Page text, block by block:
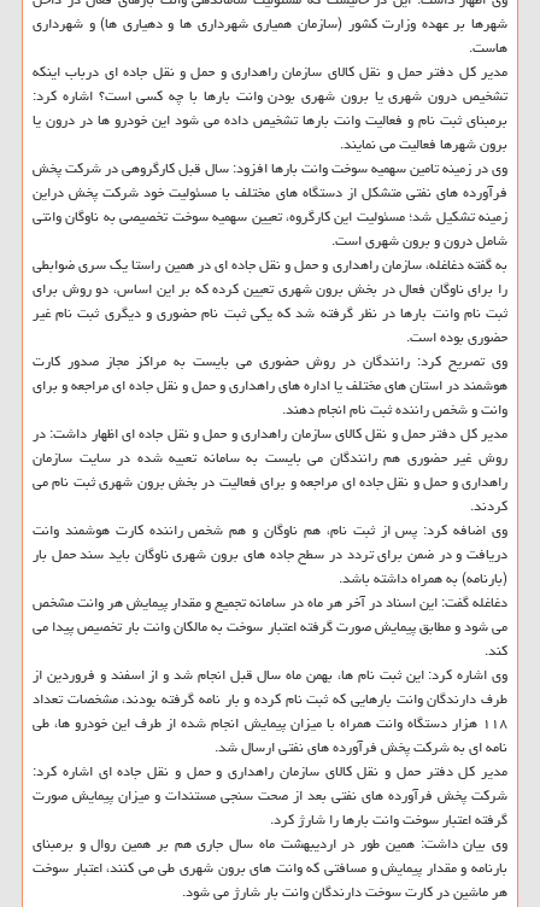
شهرها بر عهده وزارت کشور (سازمان همیاری شهرداری ها و دهیاری ها) و شهرداری
هاست.
مدیر کل دفتر حمل و نقل کالای سازمان راهداری و حمل و نقل جاده ای درباب اینکه
تشخیص درون شهری یا برون شهری بودن وانت بارها با چه کسی است؟ اشاره کرد:
برمبنای ثبت نام و فعالیت وانت بارها تشخیص داده می شود این خودرو ها در درون یا
برون شهرها فعالیت می نمایند.
وی در زمینه تامین سهمیه سوخت وانت بارها افزود: سال قبل کارگروهی در شرکت پخش
فرآورده های نفتی متشکل از دستگاه های مختلف با مسئولیت خود شرکت پخش دراین
زمینه تشکیل شد؛ مسئولیت این کارگروه، تعیین سهمیه سوخت تخصیصی به ناوگان وانتی
شامل درون و برون شهری است.
به گفته دغاغله، سازمان راهداری و حمل و نقل جاده ای در همین راستا یک سری ضوابطی
را برای ناوگان فعال در بخش برون شهری تعیین کرده که بر این اساس، دو روش برای
ثبت نام وانت بارها در نظر گرفته شد که یکی ثبت نام حضوری و دیگری ثبت نام غیر
حضوری بوده است.
وی تصریح کرد: رانندگان در روش حضوری می بایست به مراکز مجاز صدور کارت
هوشمند در استان های مختلف یا اداره های راهداری و حمل و نقل جاده ای مراجعه و برای
وانت و شخص راننده ثبت نام انجام دهند.
مدیر کل دفتر حمل و نقل کالای سازمان راهداری و حمل و نقل جاده ای اظهار داشت: در
روش غیر حضوری هم رانندگان می بایست به سامانه تعبیه شده در سایت سازمان
راهداری و حمل و نقل جاده ای مراجعه و برای فعالیت در بخش برون شهری ثبت نام می
کردند.
وی اضافه کرد: پس از ثبت نام، هم ناوگان و هم شخص راننده کارت هوشمند وانت
دریافت و در ضمن برای تردد در سطح جاده های برون شهری ناوگان باید سند حمل بار
(بارنامه) به همراه داشته باشد.
دغاغله گفت: این اسناد در آخر هر ماه در سامانه تجمیع و مقدار پیمایش هر وانت مشخص
می شود و مطابق پیمایش صورت گرفته اعتبار سوخت به مالکان وانت بار تخصیص پیدا می
کند.
وی اشاره کرد: این ثبت نام ها، بهمن ماه سال قبل انجام شد و از اسفند و فروردین از
طرف دارندگان وانت بارهایی که ثبت نام کرده و بار نامه گرفته بودند، مشخصات تعداد
۱۱۸ هزار دستگاه وانت همراه با میزان پیمایش انجام شده از طرف این خودرو ها، طی
نامه ای به شرکت پخش فرآورده های نفتی ارسال شد.
مدیر کل دفتر حمل و نقل کالای سازمان راهداری و حمل و نقل جاده ای اشاره کرد:
شرکت پخش فرآورده های نفتی بعد از صحت سنجی مستندات و میزان پیمایش صورت
گرفته اعتبار سوخت وانت بارها را شارژ کرد.
وی بیان داشت: همین طور در اردیبهشت ماه سال جاری هم بر همین روال و برمبنای
بارنامه و مقدار پیمایش و مسافتی که وانت های برون شهری طی می کنند، اعتبار سوخت
هر ماشین در کارت سوخت دارندگان وانت بار شارژ می شود.